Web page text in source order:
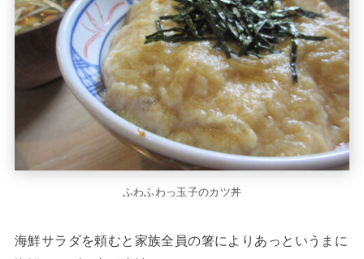
ふわふわっ玉子のカツ丼
海鮮サラダを頼むと家族全員の箸によりあっというまに